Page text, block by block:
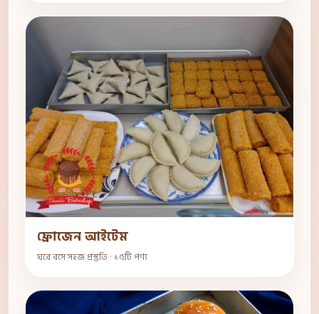
ফ্রোজেন আইটেম
ঘরে বসে সহজ প্রস্তুতি · ১৫টি পণ্য